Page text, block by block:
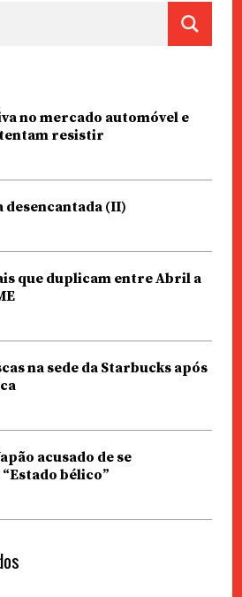
no mercado automóvel e
resistir
desencantada (II)
que duplicam entre Abril a
na sede da Starbucks após
acusado de se
bélico”